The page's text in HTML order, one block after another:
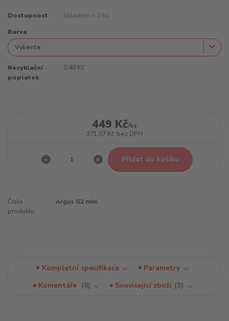
Dostupnost Skladem > 5 ks
Barva
Recyklační
poplatek
0,48 Kč
449 Kč/ks
371,07 Kč bez DPH
Přidat do košíku
Číslo
produktu:
Argus G2 mini
Kompletní specifikace
Parametry
Komentáře
0 Související zboží 3